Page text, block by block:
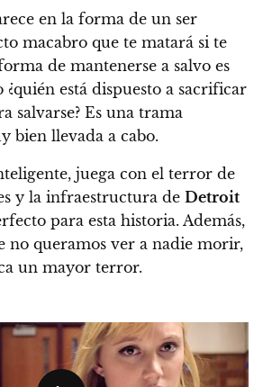
en la forma de un ser
macabro que te matará si te
de mantenerse a salvo es
está dispuesto a sacrificar
salvarse? Es una trama
bien llevada a cabo.
juega con el terror de
y la infraestructura de Detroit
para esta historia. Además,
no queramos ver a nadie morir,
un mayor terror.